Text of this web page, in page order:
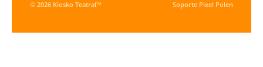
© 2026 Kiosko Teatral™ Soporte Pixel Polen